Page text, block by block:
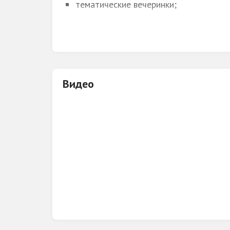
АКТИВНЫЕ РАЗВЛЕЧЕНИЯ
тематические вечеринки;
ловить рыбу, кататься на велосипедах;
Видео